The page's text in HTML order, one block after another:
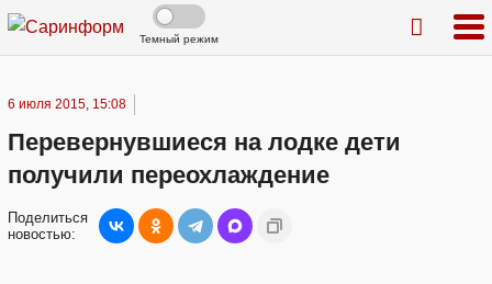
Темный режим
6 июля 2015, 15:08
Перевернувшиеся на лодке дети
получили переохлаждение
Поделиться
новостью: